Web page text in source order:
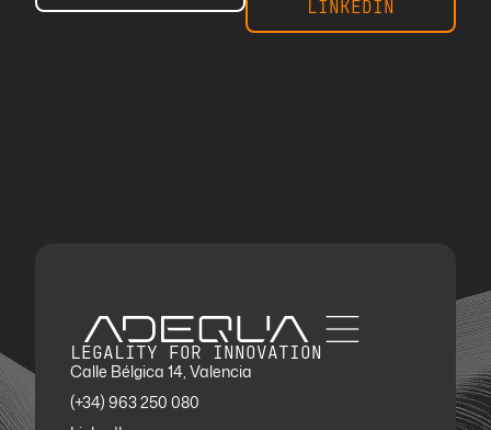
LINKEDIN
LEGALITY FOR INNOVATION
Calle Bélgica 14, Valencia
(+34) 963 250 080